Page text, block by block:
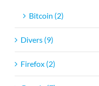
Bitcoin (2)
Divers (9)
Firefox (2)